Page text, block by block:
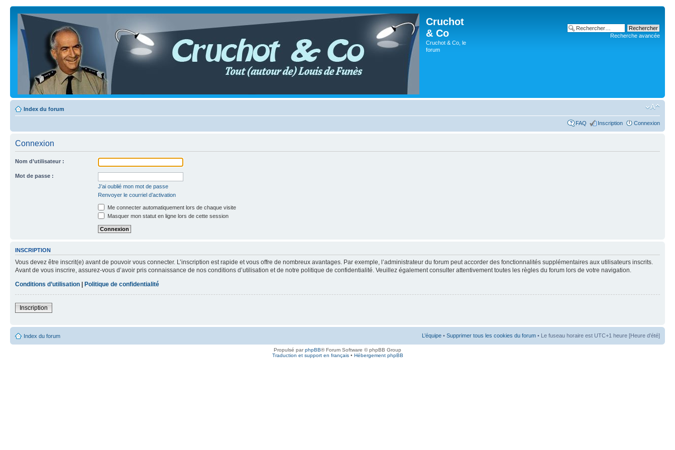
Cruchot
& Co
Cruchot & Co, le
forum
Recherche avancée
Index du forum
FAQ Inscription Connexion
Connexion
Nom d’utilisateur :
Mot de passe :
J’ai oublié mon mot de passe
Renvoyer le courriel d’activation
Me connecter automatiquement lors de chaque visite
Masquer mon statut en ligne lors de cette session
INSCRIPTION
Vous devez être inscrit(e) avant de pouvoir vous connecter. L’inscription est rapide et vous offre de nombreux avantages. Par exemple, l’administrateur du forum peut accorder des fonctionnalités supplémentaires aux utilisateurs inscrits.
Avant de vous inscrire, assurez-vous d’avoir pris connaissance de nos conditions d’utilisation et de notre politique de confidentialité. Veuillez également consulter attentivement toutes les règles du forum lors de votre navigation.
Conditions d’utilisation | Politique de confidentialité
Inscription
Index du forum L’équipe • Supprimer tous les cookies du forum • Le fuseau horaire est UTC+1 heure [Heure d’été]
Propulsé parphpBB® Forum Software © phpBB Group
Traduction et support en français• Hébergement phpBB